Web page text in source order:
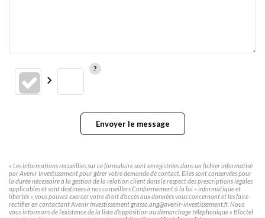
Envoyer le message
« Les informations recueillies sur ce formulaire sont enregistrées dans un fichier informatisé
par Avenir Investissement pour gérer votre demande de contact. Elles sont conservées pour
la durée nécessaire à la gestion de la relation client dans le respect des prescriptions légales
applicables et sont destinées à nos conseillers Conformément à la loi « informatique et
libertés », vous pouvez exercer votre droit d'accès aux données vous concernant et les faire
rectifier en contactant Avenir Investissement grasso.ang@avenir-investissement.fr. Nous
vous informons de l'existence de la liste d'opposition au démarchage téléphonique « Bloctel